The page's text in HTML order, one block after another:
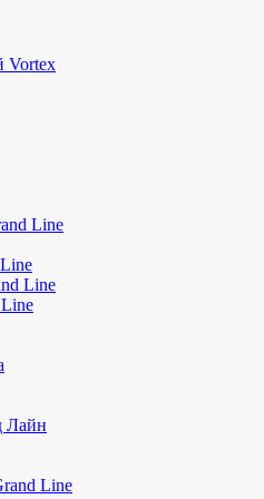
Vortex
Line
Line
Лайн
Line